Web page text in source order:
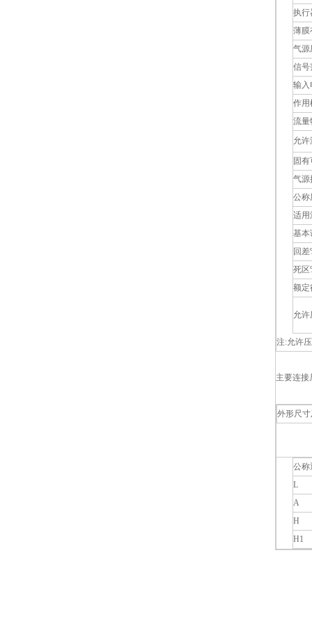
执行
薄膜
气源
信号
输入
作用
流量
允许
固
气源
公称
适
基本
回差
死区
额定
允许
注:允许
主要连接
外形尺
公称
L
A
H
H1